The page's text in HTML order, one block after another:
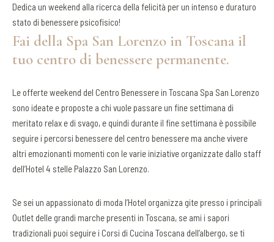
Dedica un weekend alla ricerca della felicità per un intenso e duraturo
stato di benessere psicofisico!
Fai della Spa San Lorenzo in Toscana il
tuo centro di benessere permanente.
Le offerte weekend del Centro Benessere in Toscana Spa San Lorenzo
sono ideate e proposte a chi vuole passare un fine settimana di
meritato relax e di svago, e quindi durante il fine settimana è possibile
seguire i percorsi benessere del centro benessere ma anche vivere
altri emozionanti momenti con le varie iniziative organizzate dallo staff
dell’Hotel 4 stelle Palazzo San Lorenzo.
Se sei un appassionato di moda l’Hotel organizza gite presso i principali
Outlet delle grandi marche presenti in Toscana, se ami i sapori
tradizionali puoi seguire i Corsi di Cucina Toscana dell’albergo, se ti